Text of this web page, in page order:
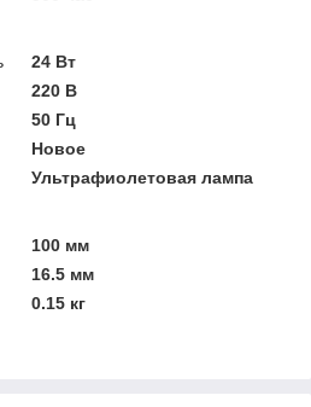
24 Вт
220 В
50 Гц
Новое
Ультрафиолетовая лампа
100 мм
16.5 мм
0.15 кг